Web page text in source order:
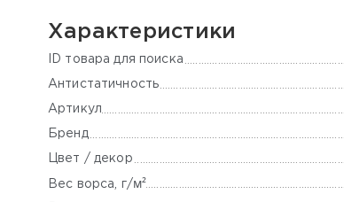
Характеристики
ID товара для поиска
Антистатичность
Артикул
Бренд
Цвет / декор
Вес ворса, г/м²